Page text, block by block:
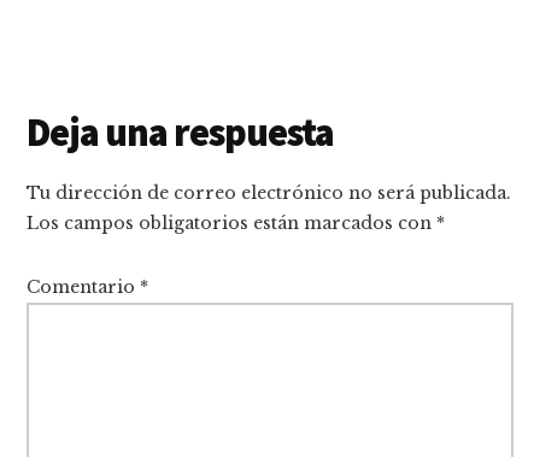
Interacciones
con
los
Deja una respuesta
Tu dirección de correo electrónico no será publicada.
Los campos obligatorios están marcados con *
Comentario *